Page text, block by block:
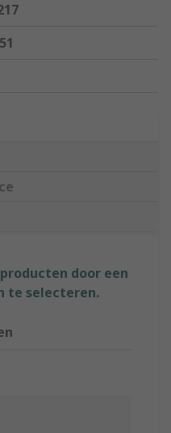
door een
te selecteren.